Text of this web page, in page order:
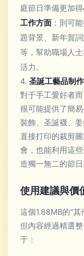
庭節日準備更加得
工作方面 ：則可
題背景、新年賀
等，幫助職場人
活力。
4. 圣誕工藝品制
對于手工愛好者
很可能提供了簡
裝飾、圣誕襪、
直接打印的裁剪
會，也能利用這
造獨一無二的節日
使用建議與價
這個1.88MB的“其
但內容經過精選
于：